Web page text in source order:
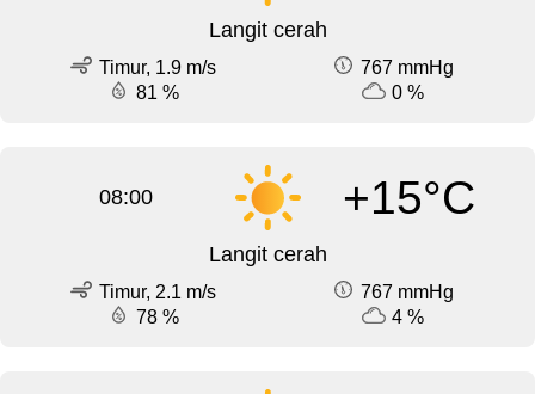
Langit cerah
Timur, 1.9 m/s
767 mmHg
81 %
0 %
08:00 +15°C
Langit cerah
Timur, 2.1 m/s
767 mmHg
78 %
4 %